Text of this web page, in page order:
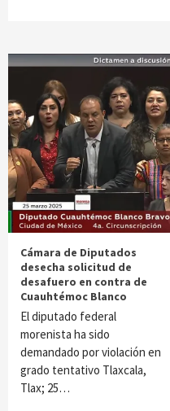
Cámara de Diputados
desecha solicitud de
desafuero en contra de
Cuauhtémoc Blanco
El diputado federal
morenista ha sido
demandado por violación en
grado tentativo Tlaxcala,
Tlax; 25…